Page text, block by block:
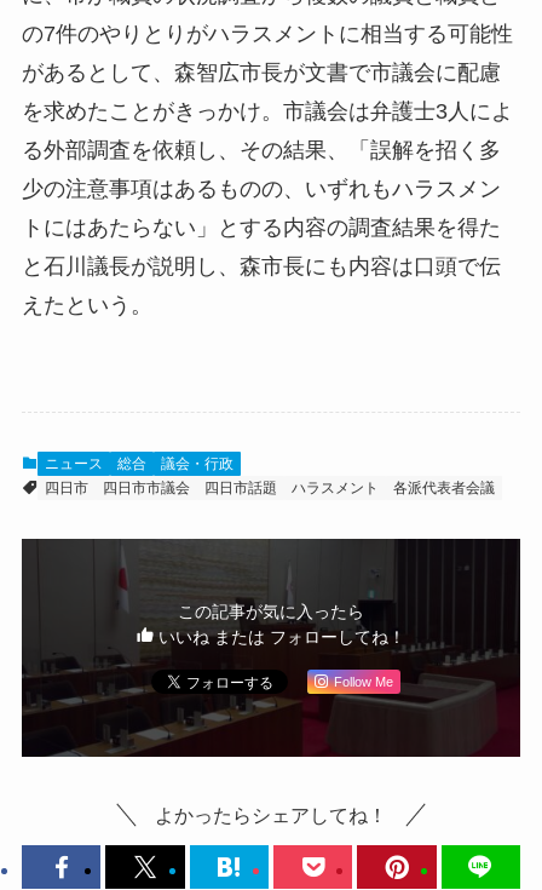
の7件のやりとりがハラスメントに相当する可能性
があるとして、森智広市長が文書で市議会に配慮
を求めたことがきっかけ。市議会は弁護士3人によ
る外部調査を依頼し、その結果、「誤解を招く多
少の注意事項はあるものの、いずれもハラスメン
トにはあたらない」とする内容の調査結果を得た
と石川議長が説明し、森市長にも内容は口頭で伝
えたという。
ニュース 総合
議会・行政
四日市
四日市市議会 四日市話題 ハラスメント 各派代表者会議
この記事が気に入ったら
いいね または フォローしてね！
Follow Me
よかったらシェアしてね！